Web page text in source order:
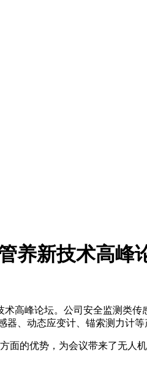
养新技术高峰
峰论坛。公司安全监测类传
、动态应变计、锚索测力计等
优势，为会议带来了无人